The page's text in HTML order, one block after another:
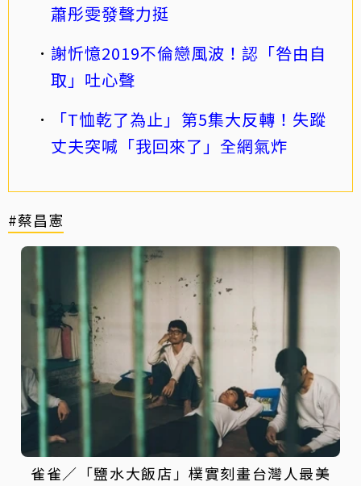
蕭彤雯發聲力挺
謝忻憶2019不倫戀風波！認「咎由自
取」吐心聲
「T恤乾了為止」第5集大反轉！失蹤
丈夫突喊「我回來了」全網氣炸
#蔡昌憲
雀雀／「鹽水大飯店」樸實刻畫台灣人最美